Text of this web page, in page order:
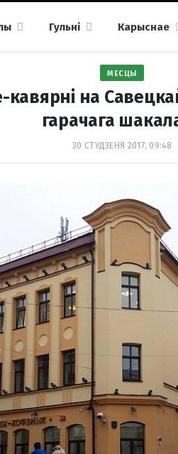
Гульні Карыснае
МЕСЦЫ
на
гарачага
30 СТУДЗЕНЯ 2017, 09:48